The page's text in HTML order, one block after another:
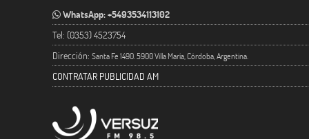
WhatsApp: +5493534113102
Tel: (0353) 4523754
Dirección: Santa Fe 1490. 5900 Villa María, Córdoba, Argentina.
CONTRATAR PUBLICIDAD AM